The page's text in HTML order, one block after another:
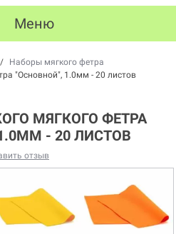
Меню
/
Наборы мягкого фетра
"Основной", 1.0мм - 20 листов
МЯГКОГО ФЕТРА
- 20 ЛИСТОВ
отзыв